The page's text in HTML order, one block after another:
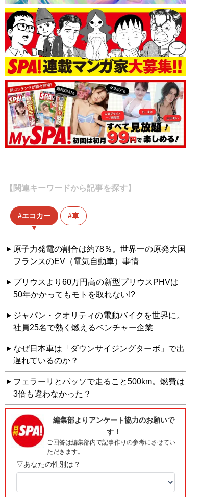
【関連キーワードから記事を探す】
エコカー 車
原子力発電の割合は約78％。世界一の原発大国
フランスのEV（電気自動車）事情
プリウスより60万円高の新型プリウスPHVは
50年かかってもモトを取れない!?
ジャパン・クオリティの電動バイクを世界に。
社員25名で熱く燃えるベンチャー企業
なぜ日本車は「ダウンサイジングターボ」で出
遅れているのか？
フェラーリとパッソで走ること500km。燃費は
3倍も違わなかった？